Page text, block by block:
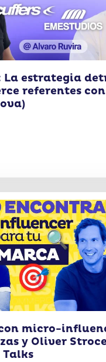
La estrategia
referentes
micro-
y Oliver
Talks